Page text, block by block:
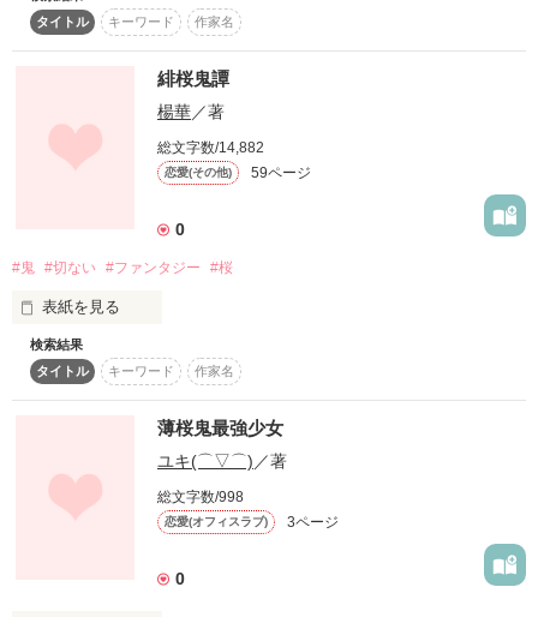
作品を読む
タイトル
キーワード 作家名
緋桜鬼譚
楊華／著
総文字数/14,882
恋愛(その他) 59ページ
0
#鬼 #切ない #ファンタジー #桜
表紙を見る
この恋は、偶然ではなく必然だった。
それが罪だというのなら、
どんな罰でも受けましょう。
検索結果
タイトル
キーワード 作家名
薄桜鬼最強少女
ユキ(⌒▽⌒)／著
総文字数/998
恋愛(オフィスラブ) 3ページ
0